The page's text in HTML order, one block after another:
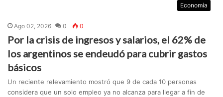
Economía
Ago 02, 2026 0 0
Por la crisis de ingresos y salarios, el 62% de
los argentinos se endeudó para cubrir gastos
básicos
Un reciente relevamiento mostró que 9 de cada 10 personas
considera que un solo empleo ya no alcanza para llegar a fin de